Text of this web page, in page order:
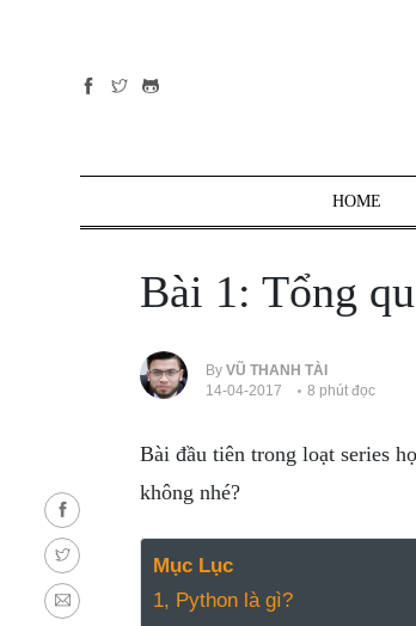
danh mục
PYTHON
CÔNG
NGHỆ
TOOLS &
SOFTWARE
HOME
Bài 1: Tổng
By VŨ THANH TÀI
14-04-2017
8 phút đọc
Bài đầu tiên trong loạt series
không nhé?
Mục Lục
1, Python là gì?